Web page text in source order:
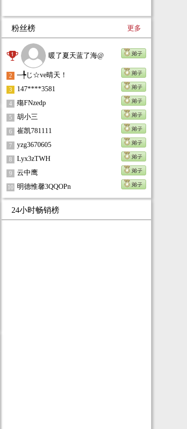
粉丝榜 更多
暖了夏天蓝了海@
2 ─╄じ☆ve晴天！
3 147****3581
4 殤FNzedp
5 胡小三
6 崔凯781111
7 yzg3670605
8 Lyx3zTWH
9 云中鹰
10 明德惟馨3QQOPn
24小时畅销榜